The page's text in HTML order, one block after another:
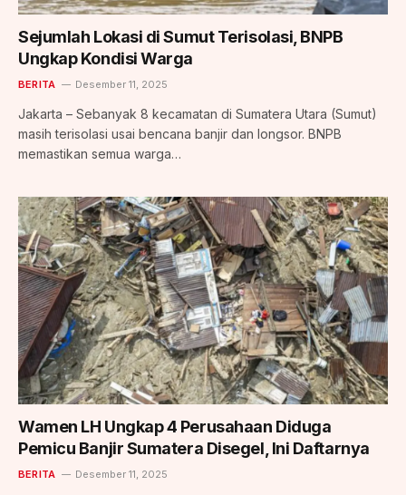
Sejumlah Lokasi di Sumut Terisolasi, BNPB
Ungkap Kondisi Warga
BERITA Desember 11, 2025
Jakarta – Sebanyak 8 kecamatan di Sumatera Utara (Sumut)
masih terisolasi usai bencana banjir dan longsor. BNPB
memastikan semua warga…
Wamen LH Ungkap 4 Perusahaan Diduga
Pemicu Banjir Sumatera Disegel, Ini Daftarnya
BERITA Desember 11, 2025